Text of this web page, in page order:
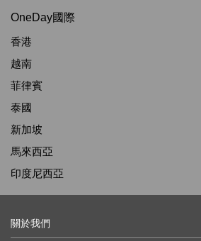
OneDay國際
香港
越南
菲律賓
泰國
新加坡
馬來西亞
印度尼西亞
關於我們